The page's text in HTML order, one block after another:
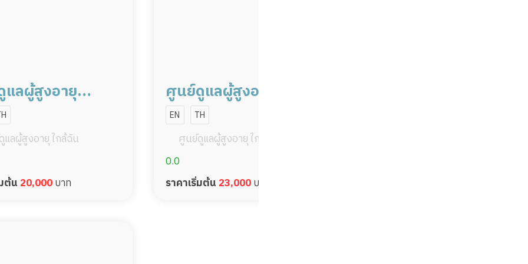
ลผู้สูงอายุ
พฯสาขาบางพลี1
ลผู้สูงอายุ ใกล้ฉัน
ต้น 20,000บาท
ศูนย์ดูแลผู้สูงอายุ
กรุงเทพฯ สาขาบางพลี
EN TH
ศูนย์ดูแลผู้สูงอายุ ใกล้ฉัน
0.0
ราคาเริ่มต้น 23,000บาท